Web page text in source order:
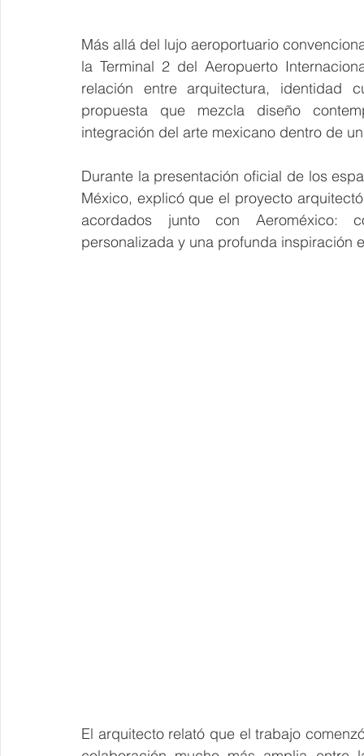
Más allá del lujo aeroportuario
la Terminal 2 del Aeropuerto
relación entre arquitectura, identidad
propuesta que mezcla diseño
integración del arte mexicano dentro de
Durante la presentación oficial de los
México, explicó que el proyecto
acordados junto con Aeroméxico:
personalizada y una profunda inspiración
El arquitecto relató que el trabajo